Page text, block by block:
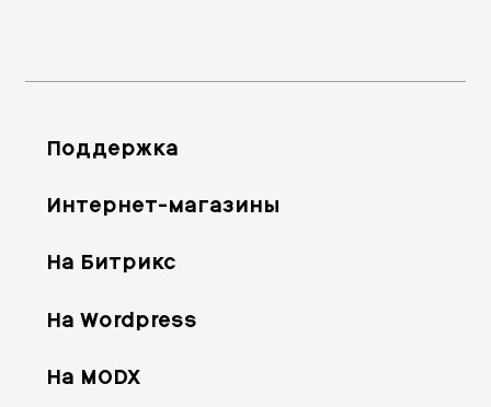
Поддержка
Интернет-магазины
На Битрикс
На Wordpress
На MODX